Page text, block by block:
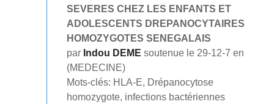
SEVERES CHEZ LES ENFANTS ET
ADOLESCENTS DREPANOCYTAIRES
HOMOZYGOTES SENEGALAIS
par Indou DEME soutenue le 29-12-7 en
(MEDECINE)
Mots-clés: HLA-E, Drépanocytose
homozygote, infections bactériennes